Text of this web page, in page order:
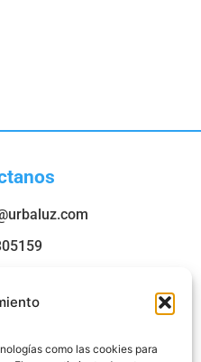
como las cookies para
Vigo- Pontevedra